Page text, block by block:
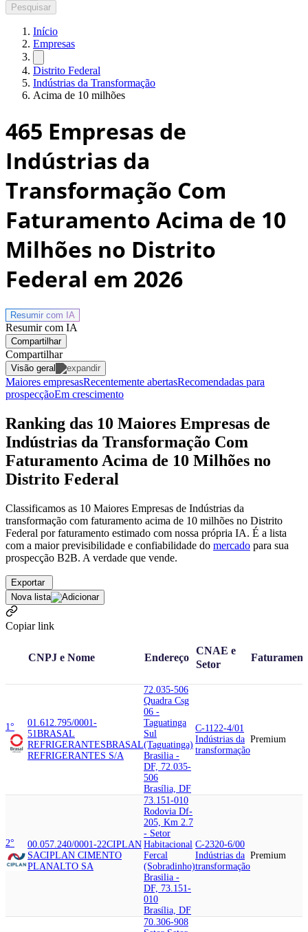
Pesquisar
Início
Empresas
Distrito Federal
Indústrias da Transformação
Acima de 10 milhões
465 Empresas de
Indústrias da
Transformação Com
Faturamento Acima de 10
Milhões no Distrito
Federal em 2026
Resumir com IA
Resumir com IA
Compartilhar
Compartilhar
Visão geral
Maiores empresasRecentemente abertasRecomendadas para
prospecçãoEm crescimento
Ranking das 10 Maiores Empresas de
Indústrias da Transformação Com
Faturamento Acima de 10 Milhões no
Distrito Federal
Classificamos as 10 Maiores Empresas de Indústrias da
transformação com faturamento acima de 10 milhões no Distrito
Federal por faturamento estimado com nossa própria IA. É a lista
com a maior previsibilidade e confiabilidade do mercado para sua
prospecção B2B. A verdade que vende.
Exportar
Nova lista
Copiar link
CNPJ e Nome Endereço
CNAE e
Setor
1°
01.612.795/0001-
51BRASAL
REFRIGERANTESBRASAL
REFRIGERANTES S/A
72.035-506
Quadra Csg
06 -
Taguatinga
Sul
(Taguatinga)
Brasilia -
DF, 72.035-
506
Brasília, DF
C-1122-4/01
Indústrias da
transformação
Premium
2° 00.057.240/0001-22CIPLAN
SACIPLAN CIMENTO
PLANALTO SA
73.151-010
Rodovia Df-
205, Km 2.7
- Setor
Habitacional
Fercal
(Sobradinho)
Brasilia -
DF, 73.151-
010
Brasília, DF
C-2320-6/00
Indústrias da
transformação
Premium
70.306-908